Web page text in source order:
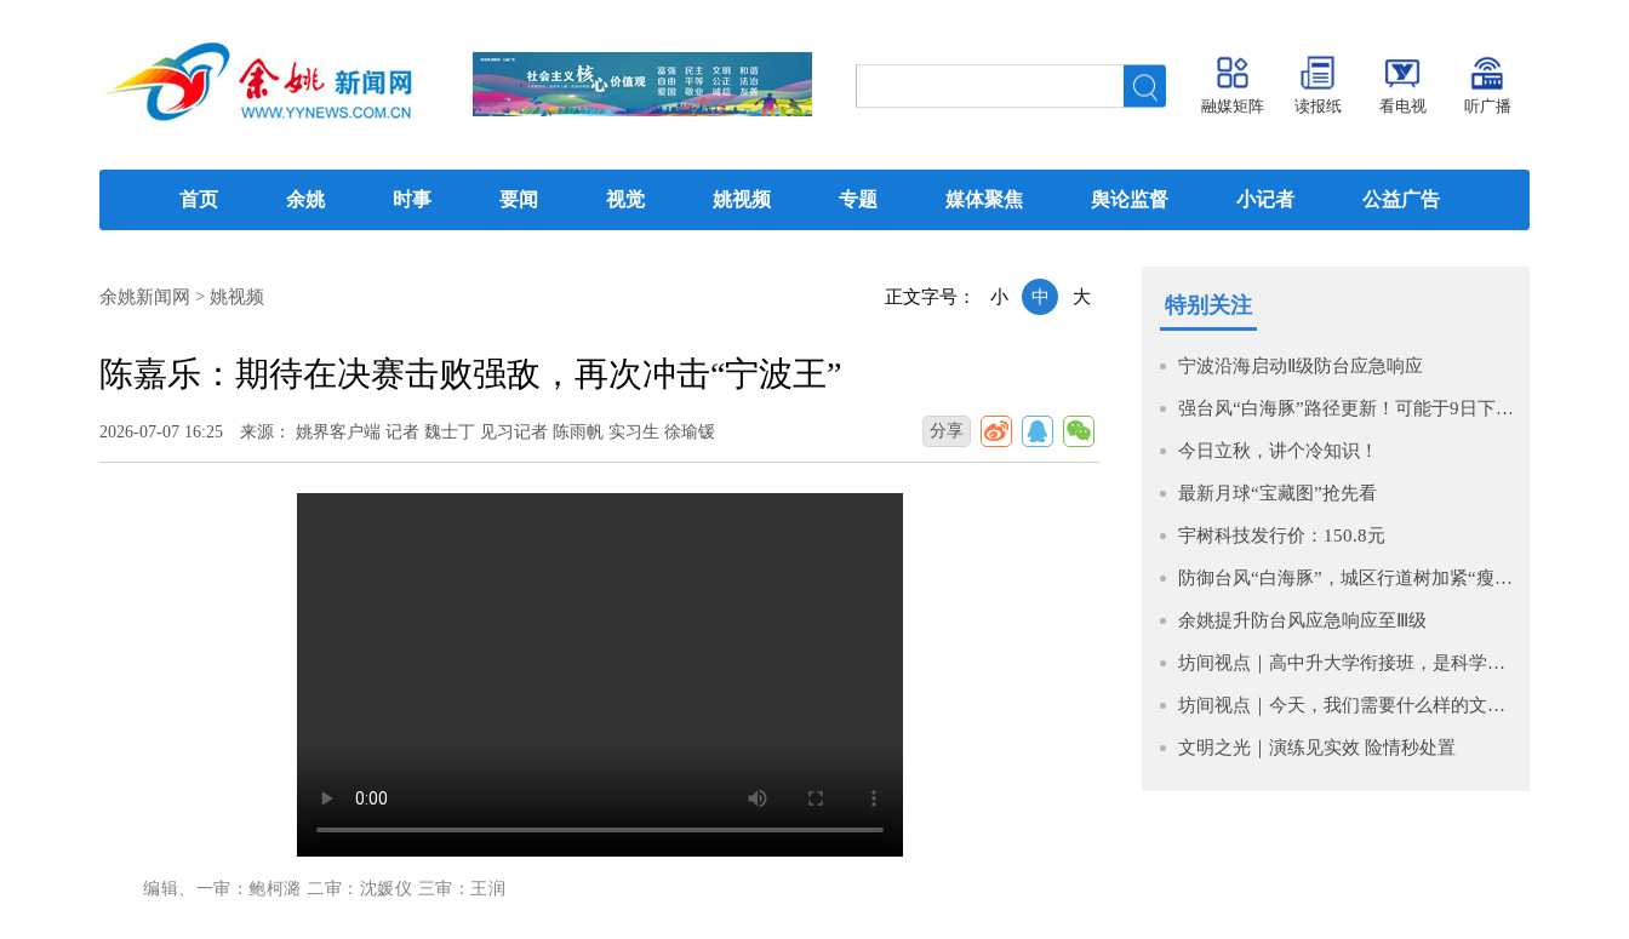
融媒矩阵 读报纸 看电视 听广播
首页 余姚 时事 要闻 视觉 姚视频 专题 媒体聚焦 舆论监督 小记者 公益广告
正文字号： 小 中 大
余姚新闻网 > 姚视频
陈嘉乐：期待在决赛击败强敌，再次冲击“宁波王”
2026-07-07 16:25 来源： 姚界客户端 记者 魏士丁 见习记者 陈雨帆 实习生 徐瑜锾 分享
编辑、一审：鲍柯潞 二审：沈媛仪 三审：王润
特别关注
宁波沿海启动Ⅱ级防台应急响应
强台风“白海豚”路径更新！可能于9日下午至10日早晨在浙江到福建北部沿海地区登陆！
今日立秋，讲个冷知识！
最新月球“宝藏图”抢先看
宇树科技发行价：150.8元
防御台风“白海豚”，城区行道树加紧“瘦身”排险
余姚提升防台风应急响应至Ⅲ级
坊间视点｜高中升大学衔接班，是科学过渡还是贩卖焦虑？
坊间视点｜今天，我们需要什么样的文学？
文明之光｜​演练见实效 险情秒处置